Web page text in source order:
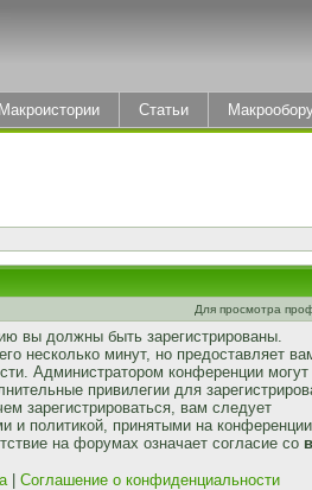
Макроистории Статьи
Для просмотра
вы должны быть зарегистрированы.
несколько минут, но предоставляет
Администратором конференции
привилегии для
зарегистрироваться, вам следует
и политикой, принятыми на
на форумах означает согласие со
| Соглашение о конфиденциальности